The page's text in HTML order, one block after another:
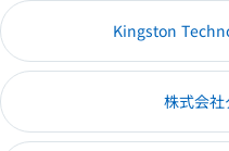
Kingston
株式会社